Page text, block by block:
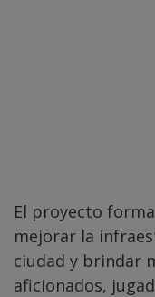
El proyecto
mejorar la
ciudad y brindar
aficionados,